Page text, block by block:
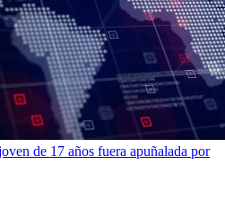
de 17 años fuera apuñalada por